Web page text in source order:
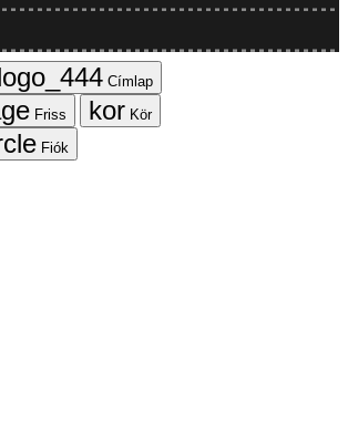
Címlap
Friss
Kör
Fiók